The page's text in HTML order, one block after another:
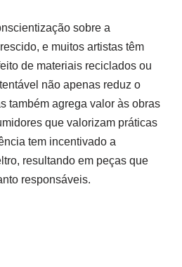
sobre a
e muitos artistas têm
de materiais reciclados ou
não apenas reduz o
também agrega valor às obras
que valorizam práticas
tem incentivado a
resultando em peças que
responsáveis.